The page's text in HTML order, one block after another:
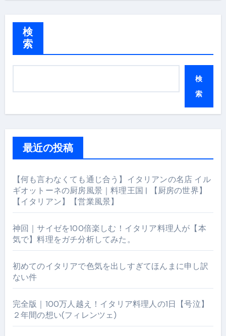
検
索
検
索
最近の投稿
【何も言わなくても通じ合う】イタリアンの名店 イル
ギオットーネの厨房風景｜料理王国 | 【厨房の世界】
【イタリアン】【営業風景】
神回｜サイゼを100倍楽しむ！イタリア料理人が【本
気で】料理をガチ分析してみた。
初めてのイタリアで色気を出しすぎてほんまに申し訳
ない件
完全版｜100万人越え！イタリア料理人の1日【号泣】
２年間の想い(フィレンツェ)